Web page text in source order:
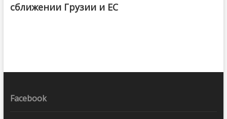
сближении Грузии и ЕС
Facebook